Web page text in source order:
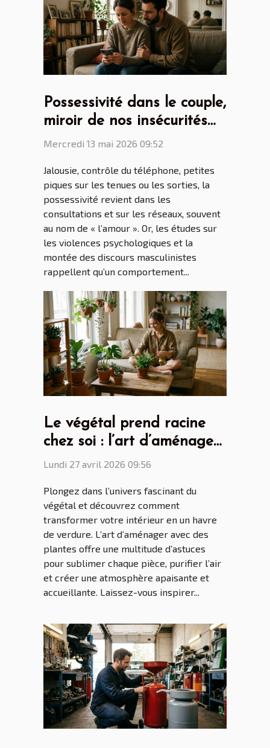
Possessivité dans le couple,
miroir de nos insécurités
ou héritage culturel ?
Mercredi 13 mai 2026 09:52
Jalousie, contrôle du téléphone, petites
piques sur les tenues ou les sorties, la
possessivité revient dans les
consultations et sur les réseaux, souvent
au nom de « l’amour ». Or, les études sur
les violences psychologiques et la
montée des discours masculinistes
rappellent qu’un comportement...
Le végétal prend racine
chez soi : l’art d’aménager
avec des plantes
Lundi 27 avril 2026 09:56
Plongez dans l’univers fascinant du
végétal et découvrez comment
transformer votre intérieur en un havre
de verdure. L’art d’aménager avec des
plantes offre une multitude d’astuces
pour sublimer chaque pièce, purifier l’air
et créer une atmosphère apaisante et
accueillante. Laissez-vous inspirer...